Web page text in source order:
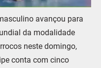
avançou para
da modalidade
neste domingo,
conta com cinco